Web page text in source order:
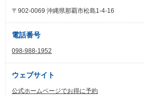
〒902-0069 沖縄県那覇市松島1-4-16
電話番号
098-988-1952
ウェブサイト
公式ホームページでお得に予約